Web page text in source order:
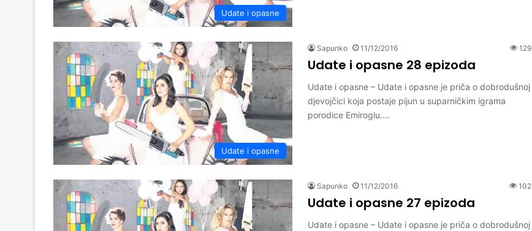
Udate i opasne
Udate i opasne
Sapunko 11/12/2016 129
Udate i opasne 28 epizoda
Udate i opasne – Udate i opasne je priča o dobrodušnoj
djevojčici koja postaje pijun u suparničkim igrama
porodice Emiroglu.…
Sapunko 11/12/2016 102
Udate i opasne 27 epizoda
Udate i opasne – Udate i opasne je priča o dobrodušnoj